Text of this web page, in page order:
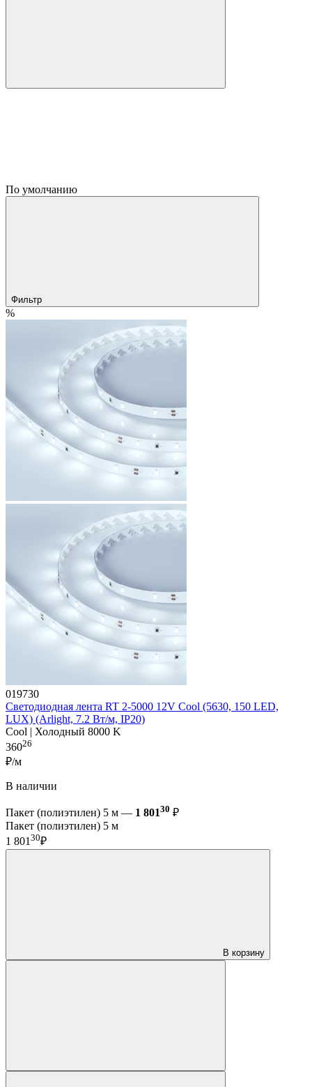
По умолчанию
Фильтр
%
019730
Светодиодная лента RT 2-5000 12V Cool (5630, 150 LED,
LUX) (Arlight, 7.2 Вт/м, IP20)
Cool | Холодный 8000 K
36026
₽/м
В наличии
Пакет (полиэтилен) 5 м — 1 80130 ₽
Пакет (полиэтилен) 5 м
1 80130₽
В корзину